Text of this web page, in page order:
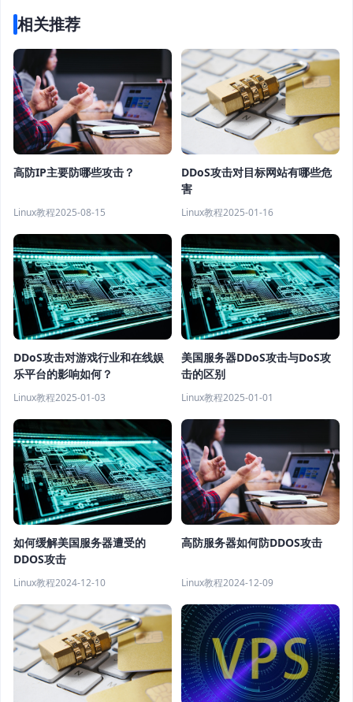
相关推荐
高防IP主要防哪些攻击？
Linux教程2025-08-15
DDoS攻击对目标网站有哪些危
害
Linux教程2025-01-16
DDoS攻击对游戏行业和在线娱
乐平台的影响如何？
Linux教程2025-01-03
美国服务器DDoS攻击与DoS攻
击的区别
Linux教程2025-01-01
如何缓解美国服务器遭受的
DDOS攻击
Linux教程2024-12-10
高防服务器如何防DDOS攻击
Linux教程2024-12-09